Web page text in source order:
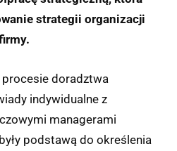
strategii organizacji
doradztwa
indywidualne z
managerami
podstawą do określenia